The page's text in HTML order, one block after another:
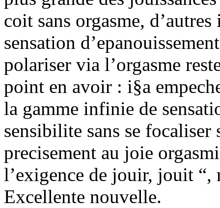
coit sans orgasme,
sensation
polariser via l’orgasme
point en avoir : i§a
la gamme infinie de
sensibilite sans se
precisement au joie
l’exigence de jouir, jouit
Excellente nouvelle.